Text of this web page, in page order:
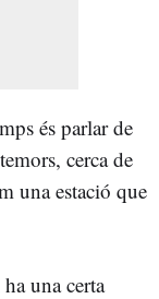
és parlar de
cerca de
una estació que
una certa